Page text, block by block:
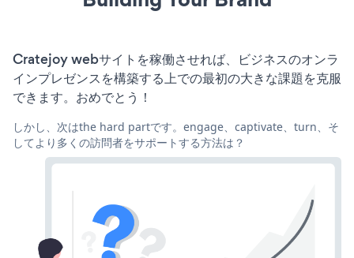
Cratejoy webサイトを稼働させれば、ビジネスのオンラ
インプレゼンスを構築する上での最初の大きな課題を克服
できます。おめでとう！
しかし、次はthe hard partです。engage、captivate、turn、そ
してより多くの訪問者をサポートする方法は？